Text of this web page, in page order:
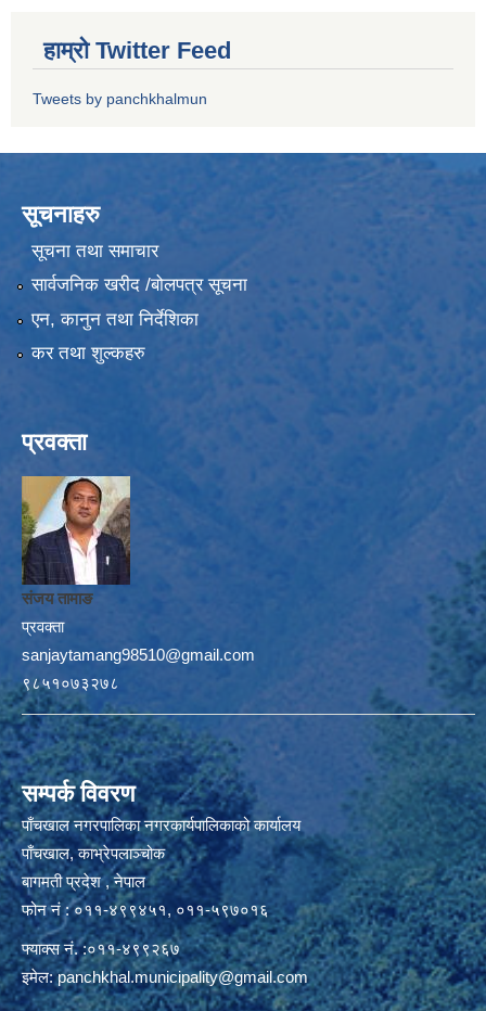
हाम्रो Twitter Feed
Tweets by panchkhalmun
सूचनाहरु
सूचना तथा समाचार
सार्वजनिक खरीद /बोलपत्र सूचना
एन, कानुन तथा निर्देशिका
कर तथा शुल्कहरु
प्रवक्ता
संजय तामाङ
प्रवक्ता
sanjaytamang98510@gmail.com
९८५१०७३२७८
सम्पर्क विवरण
पाँचखाल नगरपालिका नगरकार्यपालिकाको कार्यालय
पाँचखाल, काभ्रेपलाञ्चोक
बागमती प्रदेश , नेपाल
फोन नं : ०११-४९९४५१, ०११-५९७०१६
फ्याक्स नं. :०११-४९९२६७
इमेल:panchkhal.municipality@gmail.com